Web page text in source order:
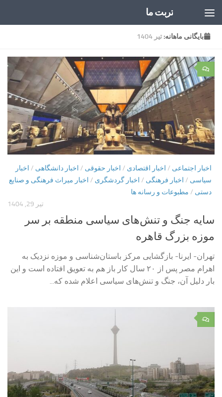
تربت ما
بایگانی‌ ماهانه: تیر 1404
۰
اخبار اجتماعی / اخبار اقتصادی / اخبار حقوقی / اخبار دانشگاهی / اخبار
سیاسی / اخبار فرهنگی / اخبار گردشگری / اخبار میراث فرهنگی و صنایع
دستی / مطبوعات و رسانه ها
تیر 29, 1404
سایه جنگ و تنش‌های سیاسی منطقه بر سر
موزه بزرگ قاهره
تهران- ایرنا- بازگشایی مرکز باستان‌شناسی و موزه نزدیک به
اهرام مصر پس از ۲۰ سال کار باز هم به تعویق افتاده است و این
بار دلیل آن، جنگ و تنش‌های سیاسی اعلام شده که...
۰